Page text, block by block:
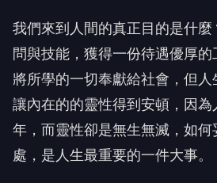
我們來到人間的真正目的是什
問與技能，獲得一份待遇優厚
將所學的一切奉獻給社會，但
讓內在的的靈性得到安頓，因
年，而靈性卻是無生無滅，如
處，是人生最重要的一件大事。